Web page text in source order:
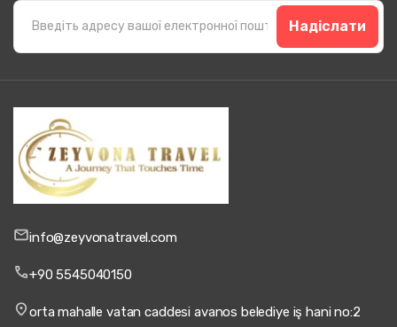
Надіслати
info@zeyvonatravel.com
+90 5545040150
orta mahalle vatan caddesi avanos belediye iş hani no:2